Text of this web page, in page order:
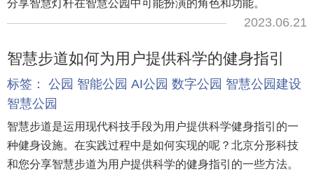
分享智慧灯杆在智慧公园中可能扮演的角色和功能。
2023.06.21
智慧步道如何为用户提供科学的健身指引
标签： 公园 智能公园 AI公园 数字公园 智慧公园建设
智慧公园
智慧步道是运用现代科技手段为用户提供科学健身指引的一
种健身设施。在实践过程中是如何实现的呢？北京分形科技
和您分享智慧步道为用户提供科学的健身指引的一些方法。